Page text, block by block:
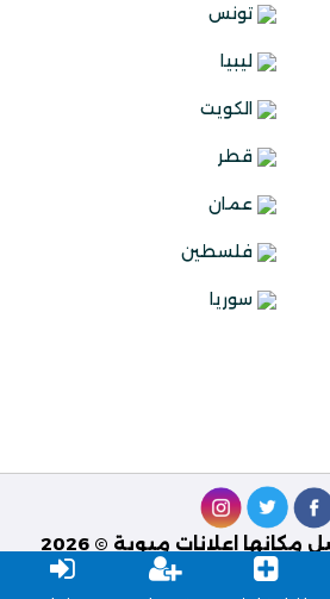
تونس
ليبيا
الكويت
قطر
عمان
فلسطين
سوريا
Best Solutions